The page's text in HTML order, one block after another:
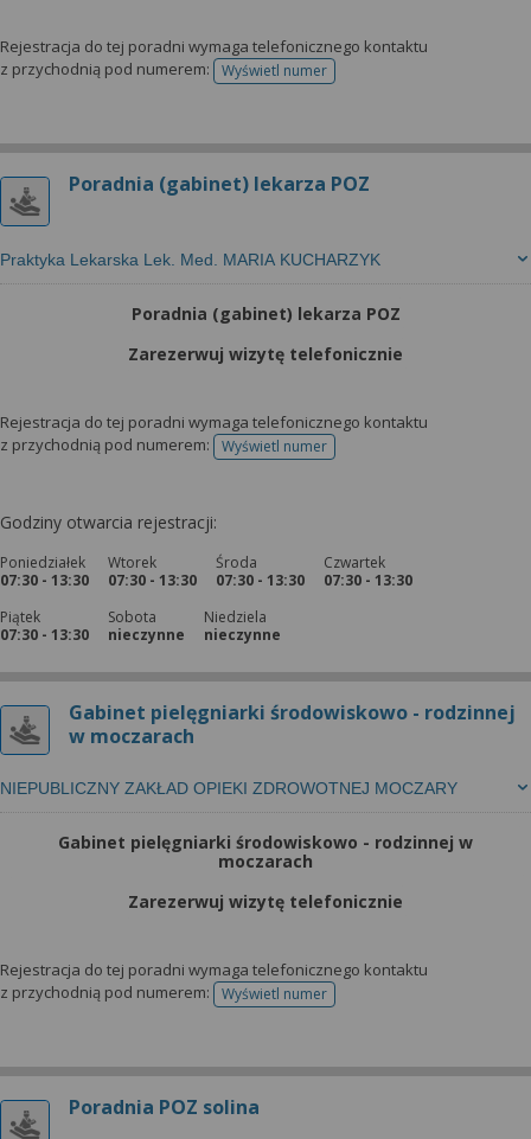
Rejestracja do tej poradni wymaga telefonicznego kontaktu
z przychodnią pod numerem:
Wyświetl numertelefonu do rejestracji
Poradnia (gabinet) lekarza POZ
Praktyka Lekarska Lek. Med. MARIA KUCHARZYK
Poradnia (gabinet) lekarza POZ
Zarezerwuj wizytę telefonicznie
Rejestracja do tej poradni wymaga telefonicznego kontaktu
z przychodnią pod numerem:
Wyświetl numertelefonu do rejestracji
Godziny otwarcia rejestracji:
Poniedziałek
07:30 - 13:30
Wtorek
07:30 - 13:30
Środa
07:30 - 13:30
Czwartek
07:30 - 13:30
Piątek
07:30 - 13:30
Sobota
nieczynne
Niedziela
nieczynne
Gabinet pielęgniarki środowiskowo - rodzinnej
w moczarach
NIEPUBLICZNY ZAKŁAD OPIEKI ZDROWOTNEJ MOCZARY
Gabinet pielęgniarki środowiskowo - rodzinnej w
moczarach
Zarezerwuj wizytę telefonicznie
Rejestracja do tej poradni wymaga telefonicznego kontaktu
z przychodnią pod numerem:
Wyświetl numertelefonu do rejestracji
Poradnia POZ solina